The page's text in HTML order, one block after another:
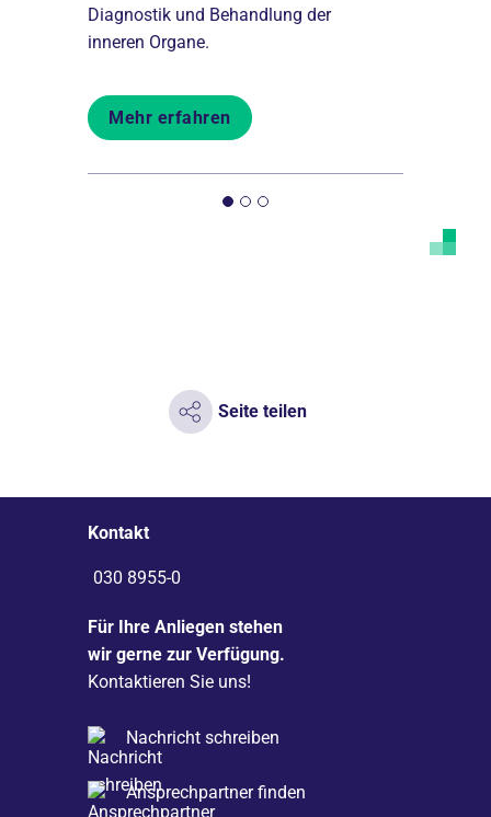
Diagnostik und Behandlung der
inneren Organe.
Mehr erfahren
Seite teilen
Kontakt
030 8955-0
Für Ihre Anliegen stehen
wir gerne zur Verfügung.
Kontaktieren Sie uns!
Nachricht schreiben
Ansprechpartner finden